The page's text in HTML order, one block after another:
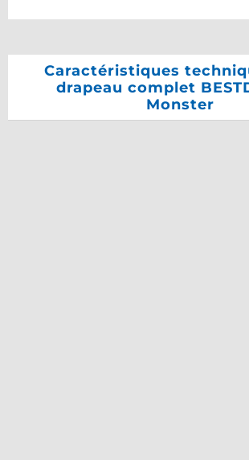
Caractéristiques
drapeau complet
Monster